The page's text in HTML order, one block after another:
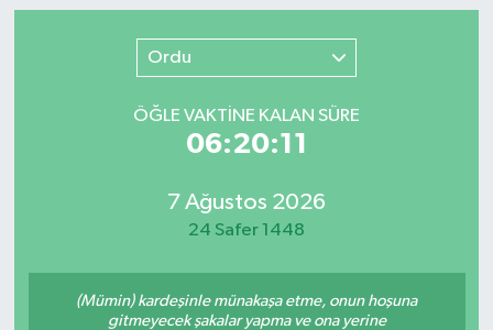
Ordu
ÖĞLE VAKTİNE KALAN SÜRE
06:20:11
7 Ağustos 2026
24 Safer 1448
(Mümin) kardeşinle münakaşa etme, onun hoşuna
gitmeyecek şakalar yapma ve ona yerine
Namaz Vakitleri
Trafik Durumu
Süper Lig Puan Durumu ve Fikstür
Son Dakika Haberleri
Haber Arşivi